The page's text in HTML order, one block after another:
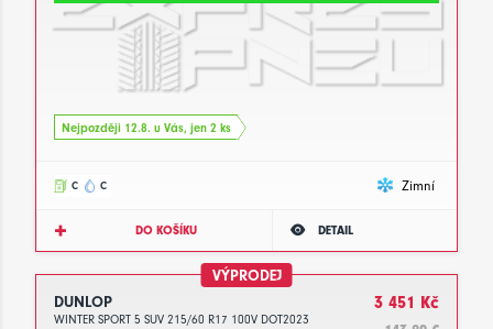
Nejpozději 12.8. u Vás, jen 2 ks
C C Zimní
DO KOŠÍKU DETAIL
VÝPRODEJ
DUNLOP
WINTER SPORT 5 SUV 215/60 R17 100V DOT2023
3 451 Kč